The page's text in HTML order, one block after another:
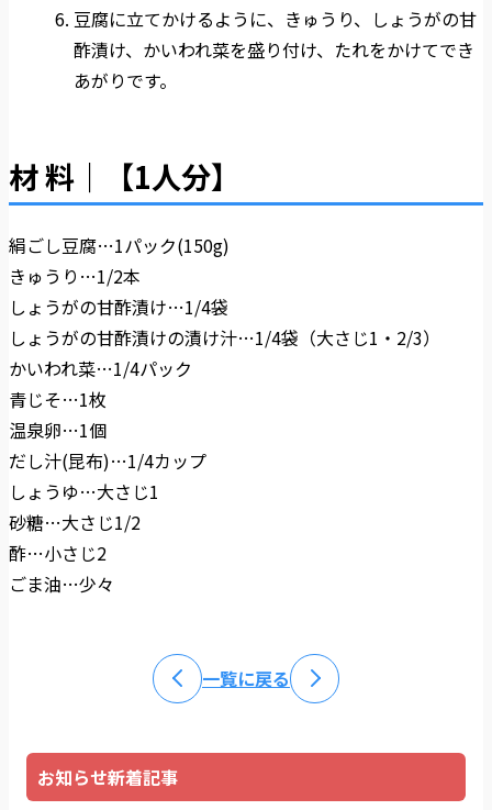
豆腐に立てかけるように、きゅうり、しょうがの甘
酢漬け、かいわれ菜を盛り付け、たれをかけてでき
あがりです。
材 料｜【1人分】
絹ごし豆腐…1パック(150g)
きゅうり…1/2本
しょうがの甘酢漬け…1/4袋
しょうがの甘酢漬けの漬け汁…1/4袋（大さじ1・2/3）
かいわれ菜…1/4パック
青じそ…1枚
温泉卵…1個
だし汁(昆布)…1/4カップ
しょうゆ…大さじ1
砂糖…大さじ1/2
酢…小さじ2
ごま油…少々
一覧に戻る
お知らせ新着記事